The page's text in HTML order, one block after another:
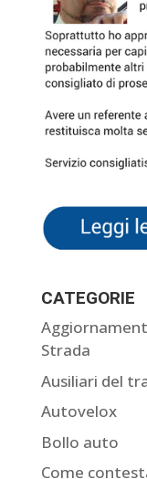
CATEGORIE
Strada
Ausiliari del
Autovelox
Bollo auto
Come